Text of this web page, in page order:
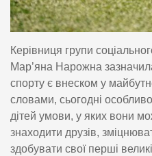
Керівниця групи
Мар’яна Нарожна
спорту є внеском у
словами, сьогодні
дітей умови, у яких вони
знаходити друзів,
здобувати свої перші